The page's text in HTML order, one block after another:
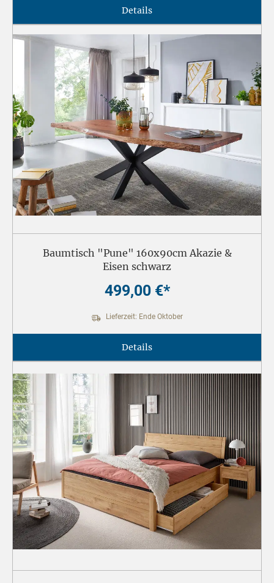
Details
Baumtisch "Pune" 160x90cm Akazie &
Eisen schwarz
499,00 €*
Lieferzeit: Ende Oktober
Details